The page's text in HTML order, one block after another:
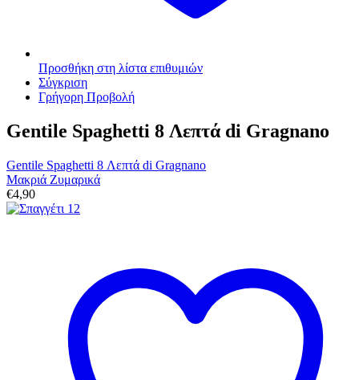
Προσθήκη στη λίστα επιθυμιών
Σύγκριση
Γρήγορη Προβολή
Gentile Spaghetti 8 Λεπτά di Gragnano
Gentile Spaghetti 8 Λεπτά di Gragnano
Μακριά Ζυμαρικά
€4,90